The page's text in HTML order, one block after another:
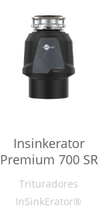
Insinkerator
Premium 700 SR
Trituradores
InSinkErator®